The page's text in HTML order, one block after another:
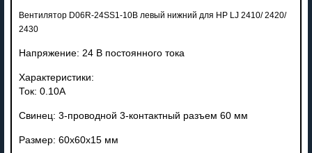
Вентилятор D06R-24SS1-10B левый нижний для HP LJ 2410/ 2420/
2430
Напряжение: 24 В постоянного тока
Характеристики:
Ток: 0.10A
Свинец: 3-проводной 3-контактный разъем 60 мм
Размер: 60x60x15 мм